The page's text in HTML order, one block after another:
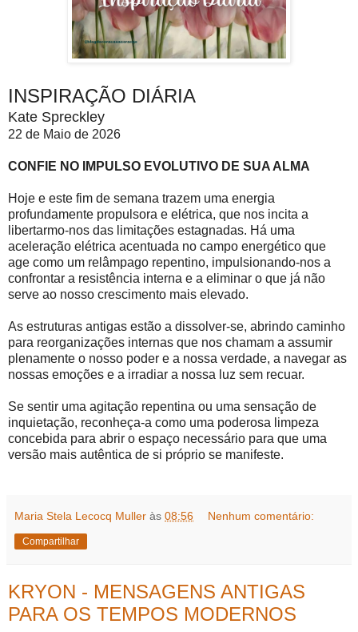
INSPIRAÇÃO DIÁRIA
Kate Spreckley
22 de Maio de 2026
CONFIE NO IMPULSO EVOLUTIVO DE SUA ALMA
Hoje e este fim de semana trazem uma energia
profundamente propulsora e elétrica, que nos incita a
libertarmo-nos das limitações estagnadas. Há uma
aceleração elétrica acentuada no campo energético que
age como um relâmpago repentino, impulsionando-nos a
confrontar a resistência interna e a eliminar o que já não
serve ao nosso crescimento mais elevado.
As estruturas antigas estão a dissolver-se, abrindo caminho
para reorganizações internas que nos chamam a assumir
plenamente o nosso poder e a nossa verdade, a navegar as
nossas emoções e a irradiar a nossa luz sem recuar.
Se sentir uma agitação repentina ou uma sensação de
inquietação, reconheça-a como uma poderosa limpeza
concebida para abrir o espaço necessário para que uma
versão mais autêntica de si próprio se manifeste.
Maria Stela Lecocq Muller às 08:56 Nenhum comentário:
Compartilhar
KRYON - MENSAGENS ANTIGAS
PARA OS TEMPOS MODERNOS